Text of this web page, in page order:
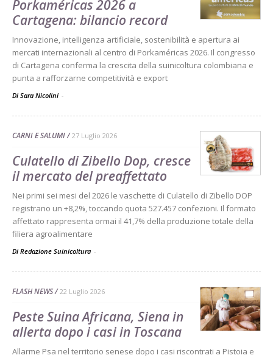
Porkaméricas 2026 a
Cartagena: bilancio record
Innovazione, intelligenza artificiale, sostenibilità e apertura ai
mercati internazionali al centro di Porkaméricas 2026. Il congresso
di Cartagena conferma la crescita della suinicoltura colombiana e
punta a rafforzarne competitività e export
Di Sara Nicolini -
CARNI E SALUMI 27 Luglio 2026
Culatello di Zibello Dop, cresce
il mercato del preaffettato
Nei primi sei mesi del 2026 le vaschette di Culatello di Zibello DOP
registrano un +8,2%, toccando quota 527.457 confezioni. Il formato
affettato rappresenta ormai il 41,7% della produzione totale della
filiera agroalimentare
Di Redazione Suinicoltura -
FLASH NEWS 22 Luglio 2026
Peste Suina Africana, Siena in
allerta dopo i casi in Toscana
Allarme Psa nel territorio senese dopo i casi riscontrati a Pistoia e